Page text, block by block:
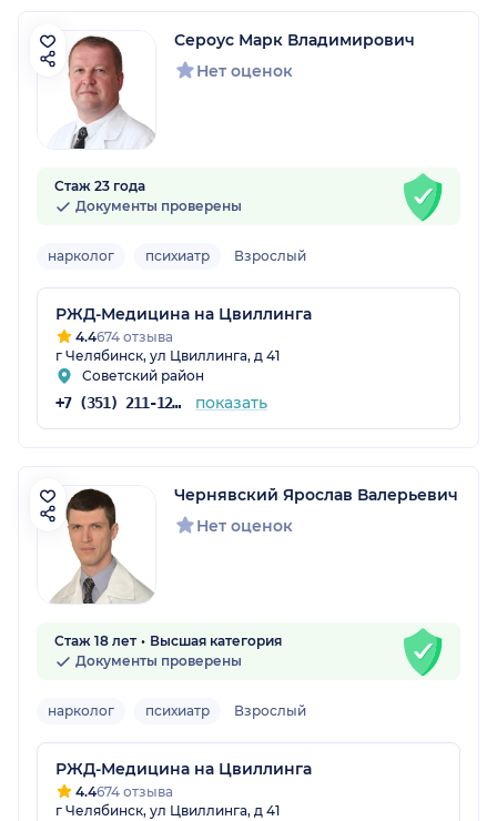
Сероус Марк Владимирович
Нет оценок
Стаж 23 года
Документы проверены
нарколог психиатр Взрослый
РЖД-Медицина на Цвиллинга
4.4674 отзыва
г Челябинск, ул Цвиллинга, д 41
Советский район
+7 (351) 211-12-04 показать
Чернявский Ярослав Валерьевич
Нет оценок
Стаж 18 лет
Высшая категория
Документы проверены
нарколог психиатр Взрослый
РЖД-Медицина на Цвиллинга
4.4674 отзыва
г Челябинск, ул Цвиллинга, д 41